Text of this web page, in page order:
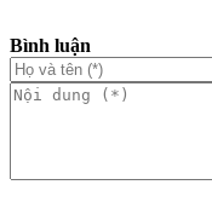
Bình luận